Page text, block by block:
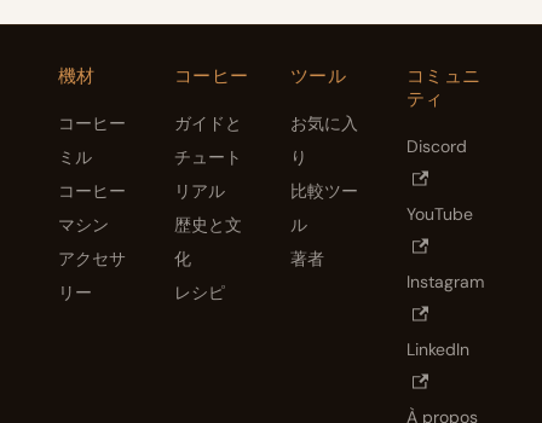
機材
コーヒー
ミル
コーヒー
マシン
アクセサ
リー
コーヒー
ガイドと
チュート
リアル
歴史と文
化
レシピ
ツール
お気に入
り
比較ツー
ル
著者
コミュニ
ティ
Discord
YouTube
Instagram
LinkedIn
À propos